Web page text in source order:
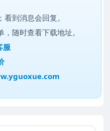
到消息会回复。
，随时查看下载地址。
服